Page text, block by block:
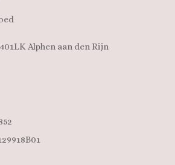
Alphen aan den Rijn